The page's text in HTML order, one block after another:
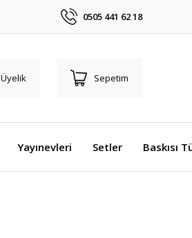
0505 441 62 18
Üyelik Sepetim
Yayınevleri Setler Baskısı